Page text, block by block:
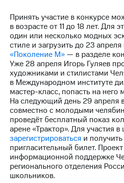
Корпоративное
управление
Корпоративный
секретарь
Раскрытие
информации
Информация
акционерам
Документы
ПАО
"МТС"
Собрания
акционеров
Личный
кабинет
акционера
Акционерный
Принять участие в конкурсе
в возрасте от 11 до 18 лет. Для
один или несколько модных
стиле и загрузить до 23
«Поколение М» — в разделе
Уже 28 апреля Игорь Гуляев
художниками и стилистами
в Международном институте
мастер-класс, попасть на него
На следующий день 29 апреля
совместно с молодыми
проведёт бесплатный показ
арене «Трактор». Для участия
зарегистрироваться и
пригласительный билет.
информационной поддержке
регионального отделения
школьников.